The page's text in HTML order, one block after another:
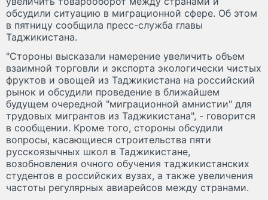
обсудили ситуацию в миграционной сфере. Об этом
в пятницу сообщила пресс-служба главы
Таджикистана.
"Стороны высказали намерение увеличить объем
взаимной торговли и экспорта экологически чистых
фруктов и овощей из Таджикистана на российский
рынок и обсудили проведение в ближайшем
будущем очередной "миграционной амнистии" для
трудовых мигрантов из Таджикистана", - говорится
в сообщении. Кроме того, стороны обсудили
вопросы, касающиеся строительства пяти
русскоязычных школ в Таджикистане,
возобновления очного обучения таджикистанских
студентов в российских вузах, а также увеличения
частоты регулярных авиарейсов между странами.